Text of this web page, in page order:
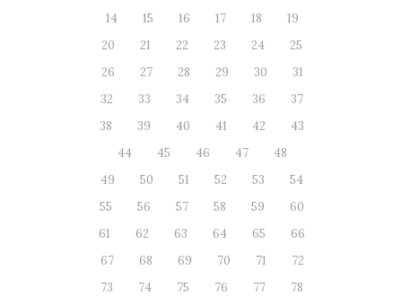
14
15 16 17 18
19
20
21 22 23 24
25
26
27 28 29 30
31
32
33 34 35 36
37
38
39 40 41 42
43
44
45 46 47
48
49
50 51 52 53
54
55
56 57 58 59
60
61
62 63 64 65
66
67
68 69 70 71
72
73
74 75 76 77
78